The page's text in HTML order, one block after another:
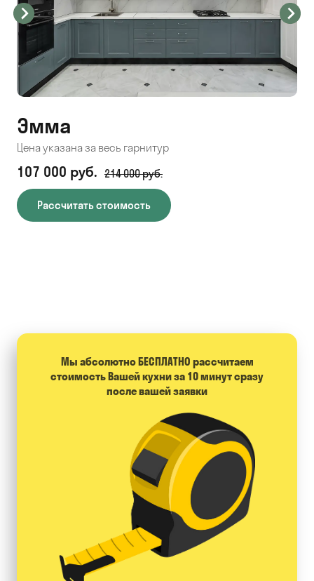
Эмма
Цена указана за весь гарнитур
107 000 руб. 214 000 руб.
Рассчитать стоимость
Мы абсолютно БЕСПЛАТНО расcчитаем
стоимость Вашей кухни за 10 минут сразу
после вашей заявки